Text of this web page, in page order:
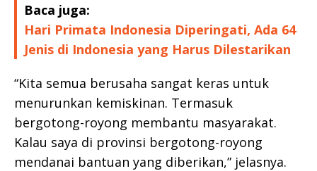
Baca juga:
Hari Primata Indonesia Diperingati, Ada 64
Jenis di Indonesia yang Harus Dilestarikan
“Kita semua berusaha sangat keras untuk
menurunkan kemiskinan. Termasuk
bergotong-royong membantu masyarakat.
Kalau saya di provinsi bergotong-royong
mendanai bantuan yang diberikan,” jelasnya.